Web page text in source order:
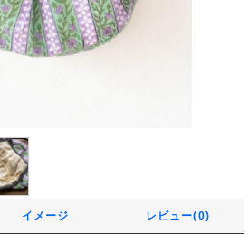
イメージ レビュー(0)